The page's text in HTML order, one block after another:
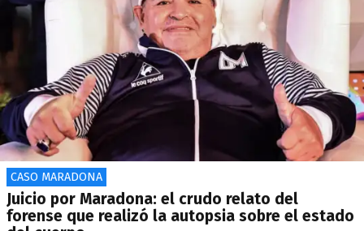
CASO MARADONA
Juicio por Maradona: el crudo relato del
forense que realizó la autopsia sobre el estado